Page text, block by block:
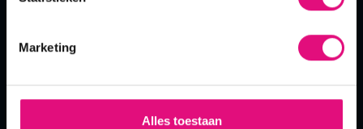
Marketing
Alles toestaan
ook resultaat?